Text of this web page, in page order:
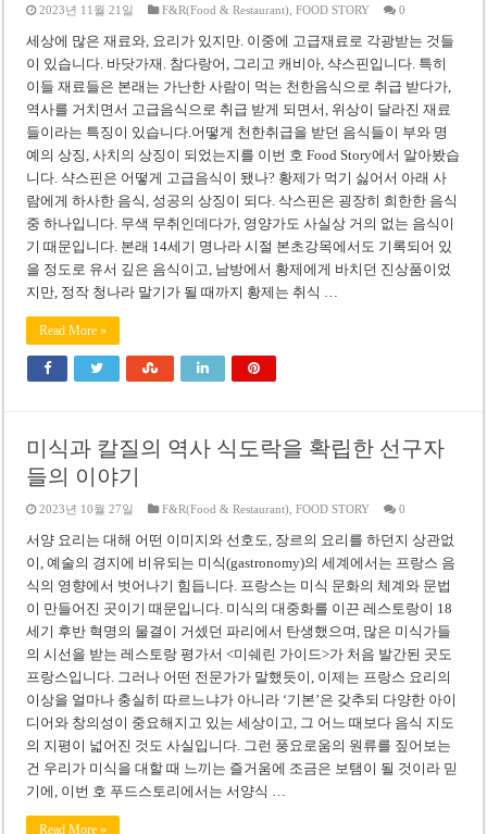
2023년 11월 21일 F&R(Food & Restaurant) ,FOOD STORY 0
세상에 많은 재료와, 요리가 있지만. 이중에 고급재료로 각광받는 것들
이 있습니다. 바닷가재. 참다랑어, 그리고 캐비아, 샥스핀입니다. 특히
이들 재료들은 본래는 가난한 사람이 먹는 천한음식으로 취급 받다가,
역사를 거치면서 고급음식으로 취급 받게 되면서, 위상이 달라진 재료
들이라는 특징이 있습니다.어떻게 천한취급을 받던 음식들이 부와 명
예의 상징, 사치의 상징이 되었는지를 이번 호 Food Story에서 알아봤습
니다. 샥스핀은 어떻게 고급음식이 됐나? 황제가 먹기 싫어서 아래 사
람에게 하사한 음식, 성공의 상징이 되다. 삭스핀은 굉장히 희한한 음식
중 하나입니다. 무색 무취인데다가, 영양가도 사실상 거의 없는 음식이
기 때문입니다. 본래 14세기 명나라 시절 본초강목에서도 기록되어 있
을 정도로 유서 깊은 음식이고, 남방에서 황제에게 바치던 진상품이었
지만, 정작 청나라 말기가 될 때까지 황제는 취식 …
Read More »
미식과 칼질의 역사 식도락을 확립한 선구자
들의 이야기
2023년 10월 27일 F&R(Food & Restaurant) ,FOOD STORY 0
서양 요리는 대해 어떤 이미지와 선호도, 장르의 요리를 하던지 상관없
이, 예술의 경지에 비유되는 미식(gastronomy)의 세계에서는 프랑스 음
식의 영향에서 벗어나기 힘듭니다. 프랑스는 미식 문화의 체계와 문법
이 만들어진 곳이기 때문입니다. 미식의 대중화를 이끈 레스토랑이 18
세기 후반 혁명의 물결이 거셌던 파리에서 탄생했으며, 많은 미식가들
의 시선을 받는 레스토랑 평가서 <미쉐린 가이드>가 처음 발간된 곳도
프랑스입니다. 그러나 어떤 전문가가 말했듯이, 이제는 프랑스 요리의
이상을 얼마나 충실히 따르느냐가 아니라 ‘기본’은 갖추되 다양한 아이
디어와 창의성이 중요해지고 있는 세상이고, 그 어느 때보다 음식 지도
의 지평이 넓어진 것도 사실입니다. 그런 풍요로움의 원류를 짚어보는
건 우리가 미식을 대할 때 느끼는 즐거움에 조금은 보탬이 될 것이라 믿
기에, 이번 호 푸드스토리에서는 서양식 …
Read More »